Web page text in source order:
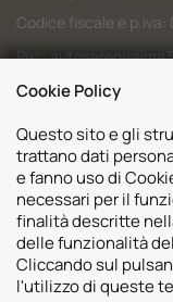
Codice fiscale e
Pec:
Codice SDI: M5UXCR1
Sedi
Volvo Padova
Volvo Venezia
Risorse
Valuta il tuo
Cookie Policy
Questo sito e gli
trattano dati
e fanno uso di
necessari per il
finalità descritte
delle funzionalità
Cliccando sul
l'utilizzo di queste